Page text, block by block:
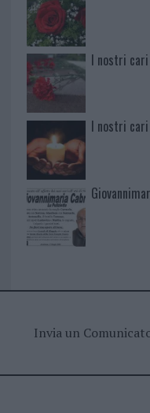
I nostri cari
I nostri cari
Invia un